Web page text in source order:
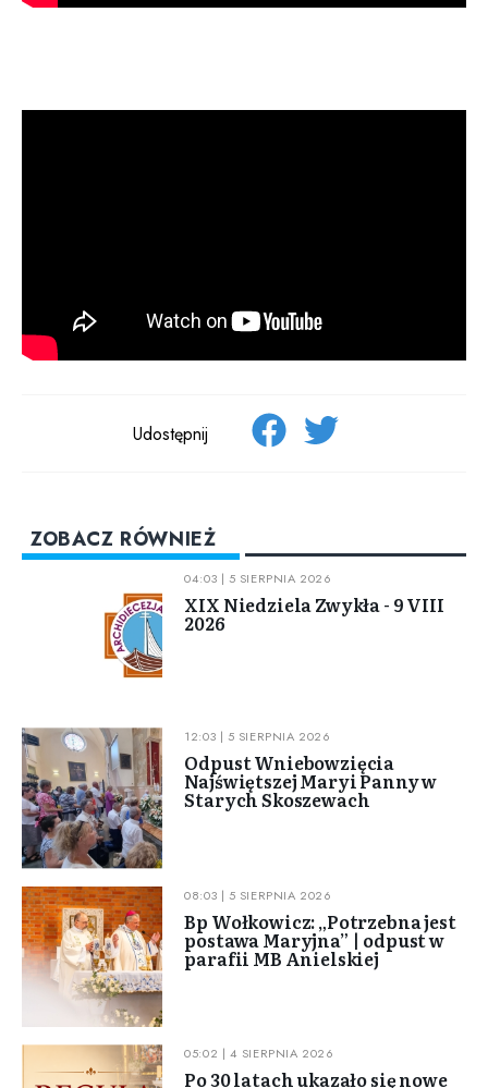
Udostępnij
ZOBACZ RÓWNIEŻ
04:03 | 5 SIERPNIA 2026
XIX Niedziela Zwykła - 9 VIII
2026
12:03 | 5 SIERPNIA 2026
Odpust Wniebowzięcia
Najświętszej Maryi Panny w
Starych Skoszewach
08:03 | 5 SIERPNIA 2026
Bp Wołkowicz: „Potrzebna jest
postawa Maryjna” | odpust w
parafii MB Anielskiej
05:02 | 4 SIERPNIA 2026
Po 30 latach ukazało się nowe